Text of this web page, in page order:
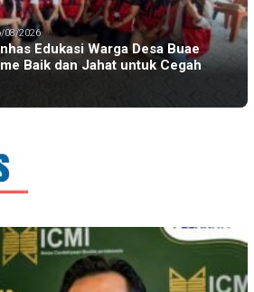
08/2026
Edukasi Warga Desa Buae
Baik dan Jahat untuk Cegah